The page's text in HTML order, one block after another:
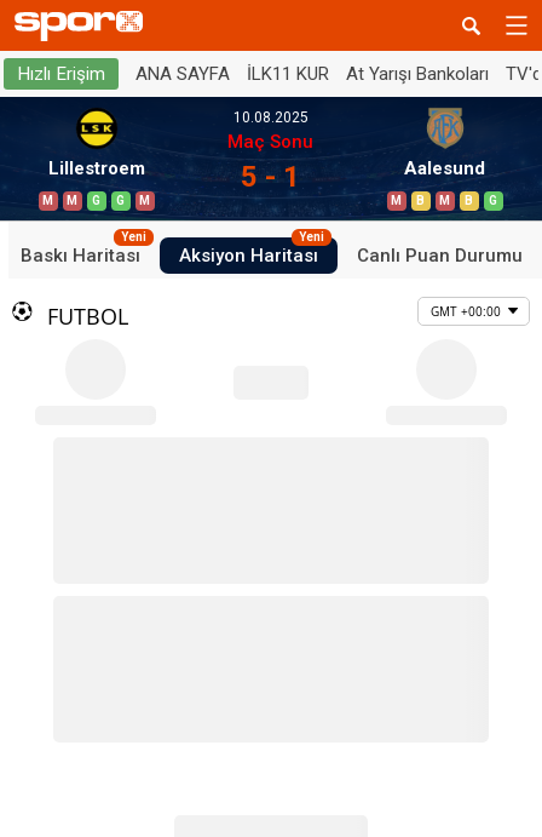
Hızlı Erişim ANA SAYFA İLK11 KUR At Yarışı Bankoları
Lillestroem
M M G G M
10.08.2025
Maç Sonu
5 - 1 Aalesund
M B M B G
Baskı Haritası
Yeni
Aksiyon Haritası
Yeni
Canlı Puan Durumu
FUTBOL GMT +00:00